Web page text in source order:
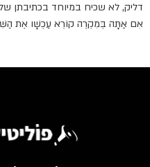
דליק, לא שכיח במיוחד בכתיבתן
אִם אַתָּה בְּמִקְרֶה קוֹרֵא עַכְשָׁו אֶת